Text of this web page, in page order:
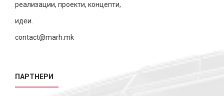
реализации, проекти, концепти,
идеи.
contact@marh.mk
ПАРТНЕРИ